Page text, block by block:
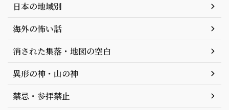
日本の地域別
海外の怖い話
消された集落・地図の空白
異形の神・山の神
禁忌・参拝禁止